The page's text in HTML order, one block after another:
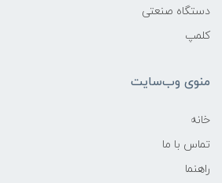
دستگاه صنعتی
کلمپ
منوی وب‌سایت
خانه
تماس با ما
راهنما